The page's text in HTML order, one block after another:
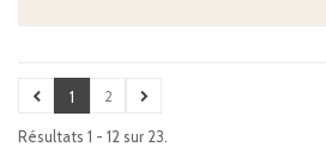
1 2
Résultats 1 - 12 sur 23.